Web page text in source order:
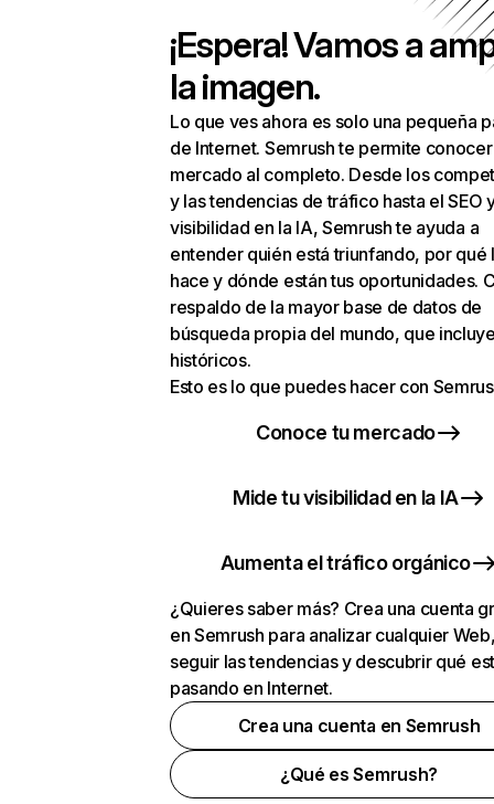
¡Espera! Vamos a
la imagen.
Lo que ves ahora es solo una pequeña
de Internet. Semrush te permite
mercado al completo. Desde los
y las tendencias de tráfico hasta el SEO
visibilidad en la IA, Semrush te ayuda a
entender quién está triunfando, por qué
hace y dónde están tus oportunidades.
respaldo de la mayor base de datos de
búsqueda propia del mundo, que
históricos.
Esto es lo que puedes hacer con
Conoce tu mercado
Mide tu visibilidad en la IA
Aumenta el tráfico orgánico
¿Quieres saber más? Crea una cuenta
en Semrush para analizar cualquier
seguir las tendencias y descubrir qué
pasando en Internet.
Crea una cuenta en Semrush
¿Qué es Semrush?